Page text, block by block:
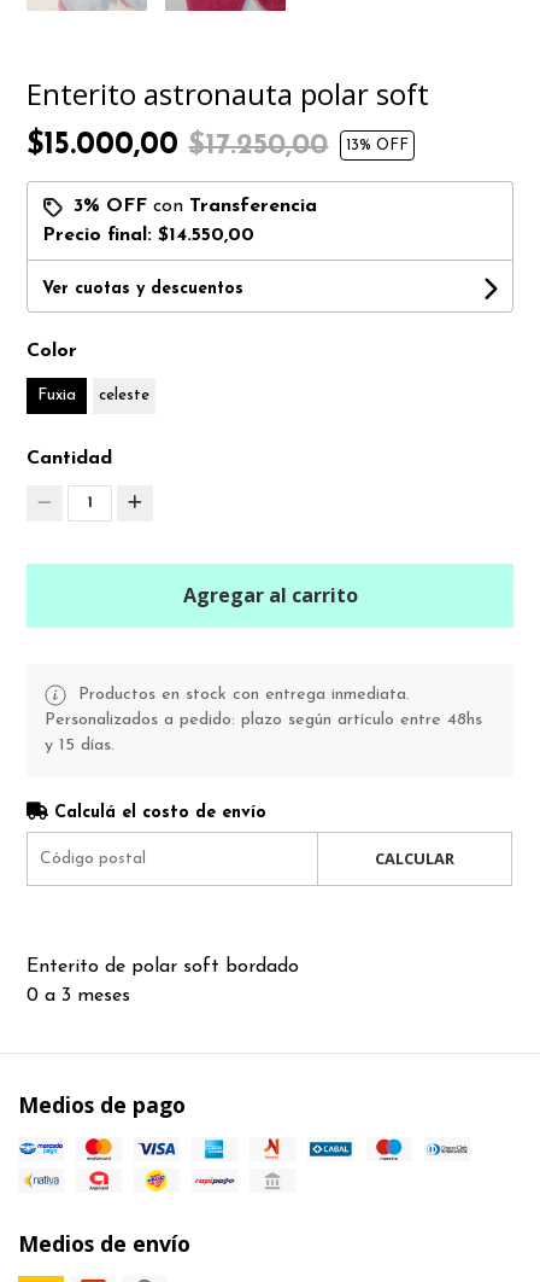
Enterito astronauta polar soft
$15.000,00$17.250,00 13% OFF
3% OFF con Transferencia
Precio final:$14.550,00
Ver cuotas y descuentos
Color
Fuxia celeste
Cantidad
1
Agregar al carrito
Productos en stock con entrega inmediata.
Personalizados a pedido: plazo según artículo entre 48hs
y 15 días.
Calculá el costo de envío
CALCULAR
Enterito de polar soft bordado
0 a 3 meses
Medios de pago
Medios de envío